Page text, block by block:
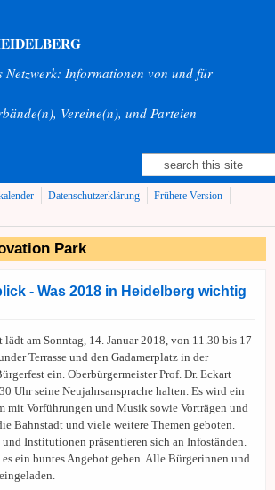
Netzwerk: Informationen von und für
Vereine(n), und Parteien
Suchformular
Suche
Datenschutzerklärung
Frühere Version
Park
- Was 2018 in Heidelberg wichtig
lädt am Sonntag, 14. Januar 2018, von 11.30 bis 17
Terrasse und den Gadamerplatz in der
ein. Oberbürgermeister Prof. Dr. Eckart
Uhr seine Neujahrsansprache halten. Es wird ein
mit Vorführungen und Musik sowie Vorträgen und
Bahnstadt und viele weitere Themen geboten.
Institutionen präsentieren sich an Infoständen.
ein buntes Angebot geben. Alle Bürgerinnen und